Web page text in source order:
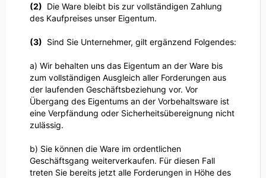
(2) Die Ware bleibt bis zur vollständigen Zahlung
des Kaufpreises unser Eigentum.
(3) Sind Sie Unternehmer, gilt ergänzend Folgendes:
a) Wir behalten uns das Eigentum an der Ware bis
zum vollständigen Ausgleich aller Forderungen aus
der laufenden Geschäftsbeziehung vor. Vor
Übergang des Eigentums an der Vorbehaltsware ist
eine Verpfändung oder Sicherheitsübereignung nicht
zulässig.
b) Sie können die Ware im ordentlichen
Geschäftsgang weiterverkaufen. Für diesen Fall
treten Sie bereits jetzt alle Forderungen in Höhe des